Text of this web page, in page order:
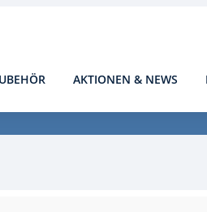
AKTIONEN & NEWS